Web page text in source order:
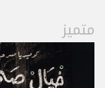
متميز